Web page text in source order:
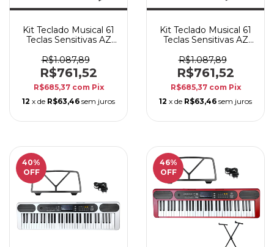
Kit Teclado Musical 61
Teclas Sensitivas AZ
Vermelho Bluetooth +
Suporte
R$1.087,89
R$761,52
R$685,37 com Pix
12 x de R$63,46 sem juros
Kit Teclado Musical 61
Teclas Sensitivas AZ
Branco c/ Bluetooth +
Suporte
R$1.087,89
R$761,52
R$685,37 com Pix
12 x de R$63,46 sem juros
40%
OFF
46%
OFF